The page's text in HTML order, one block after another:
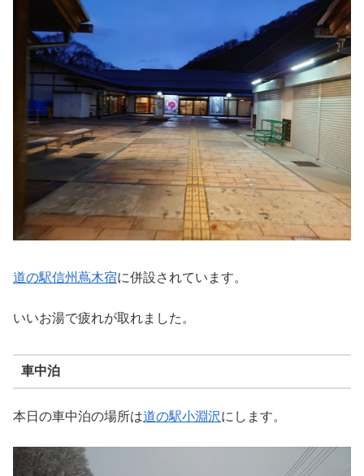
道の駅信州蔦木宿に併設されています。
いいお湯で疲れが取れました。
車中泊
本日の車中泊の場所は道の駅小淵沢にします。